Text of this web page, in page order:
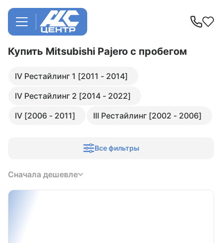
Купить Mitsubishi Pajero с пробегом
IV Рестайлинг 1 [2011 - 2014]
IV Рестайлинг 2 [2014 - 2022]
IV [2006 - 2011]
III Рестайлинг [2002 - 2006]
Все фильтры
Сначала дешевле